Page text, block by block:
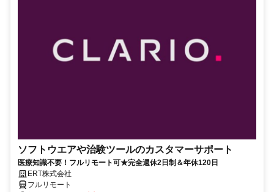
ソフトウエアや治験ツールのカスタマーサポート
医療知識不要！フルリモート可★完全週休2日制＆年休120日
ERT株式会社
フルリモート